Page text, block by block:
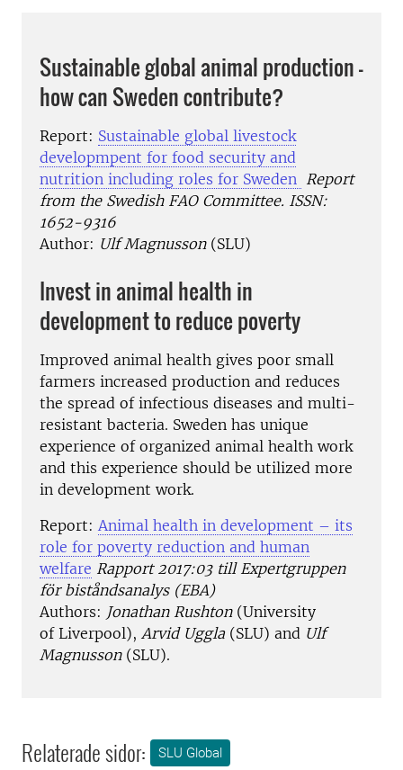
Sustainable global animal production -
how can Sweden contribute?
Report: Sustainable global livestock
developmpent for food security and
nutrition including roles for Sweden Report
from the Swedish FAO Committee. ISSN:
1652-9316
Author: Ulf Magnusson(SLU)
Invest in animal health in
development to reduce poverty
Improved animal health gives poor small
farmers increased production and reduces
the spread of infectious diseases and multi-
resistant bacteria. Sweden has unique
experience of organized animal health work
and this experience should be utilized more
in development work.
Report: Animal health in development – its
role for poverty reduction and human
welfare Rapport 2017:03 till Expertgruppen
för biståndsanalys (EBA)
Authors: Jonathan Rushton(University
of Liverpool), Arvid Uggla(SLU) and Ulf
Magnusson(SLU).
Relaterade sidor: SLU Global